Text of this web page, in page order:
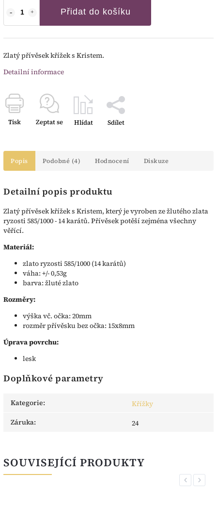
Přidat do košíku
Zlatý přívěsek křížek s Kristem.
Detailní informace
Tisk Zeptat se Hlídat Sdílet
Popis Podobné (4) Hodnocení Diskuze
Detailní popis produktu
Zlatý přívěsek křížek s Kristem, který je vyroben ze žlutého zlata
ryzosti 585/1000 - 14 karátů. Přívěsek potěší zejména všechny
věřící.
Materiál:
zlato ryzosti 585/1000 (14 karátů)
váha: +/- 0,53g
barva: žluté zlato
Rozměry:
výška vč. očka: 20mm
rozměr přívěsku bez očka: 15x8mm
Úprava povrchu:
lesk
Doplňkové parametry
Kategorie:
Křížky
Záruka: 24
SOUVISEJÍCÍ PRODUKTY
Previous
Next